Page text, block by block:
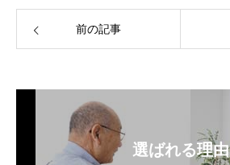
前の記事
選ばれる理由